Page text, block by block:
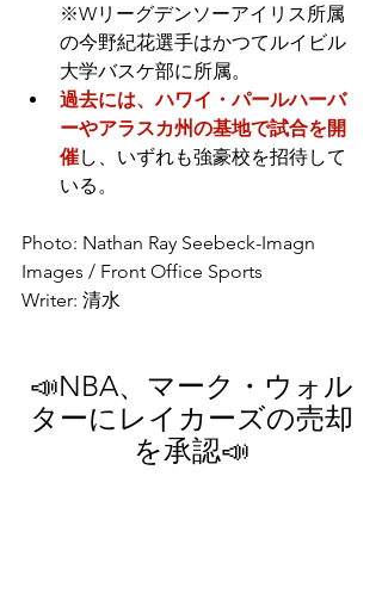
※Wリーグデンソーアイリス所属
の今野紀花選手はかつてルイビル
大学バスケ部に所属。
過去には、ハワイ・パールハーバ
ーやアラスカ州の基地で試合を開
催し、いずれも強豪校を招待して
いる。
Photo: Nathan Ray Seebeck-Imagn
Images / Front Office Sports
Writer: 清水
📣NBA、マーク・ウォル
ターにレイカーズの売却
を承認📣